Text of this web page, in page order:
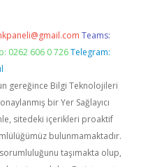
Teams:
0262 606 0 726 Telegram:
gereğince Bilgi Teknolojileri
bir Yer Sağlayıcı
sitedeki içerikleri proaktif
bulunmamaktadır.
taşımakta olup,